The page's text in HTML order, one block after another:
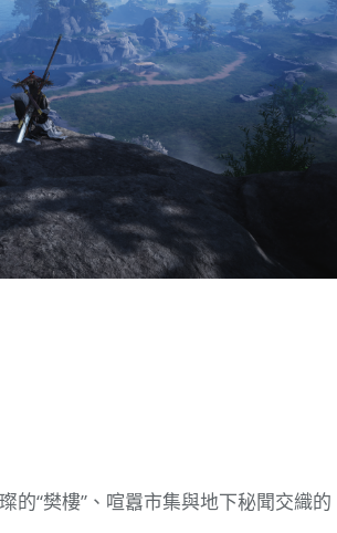
的“樊樓”、喧囂市集與地下秘聞交織的